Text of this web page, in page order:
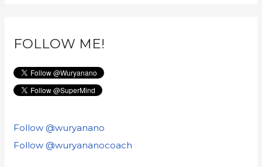
FOLLOW ME!
Follow @wuryanano
Follow @wuryananocoach